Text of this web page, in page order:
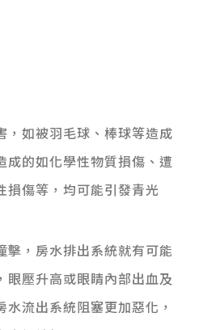
，如被羽毛球、棒球等造成
成的如化學性物質損傷、遭
損傷等，均可能引發青光
擊，房水排出系統就有可能
眼壓升高或眼睛內部出血及
流出系統阻塞更加惡化，